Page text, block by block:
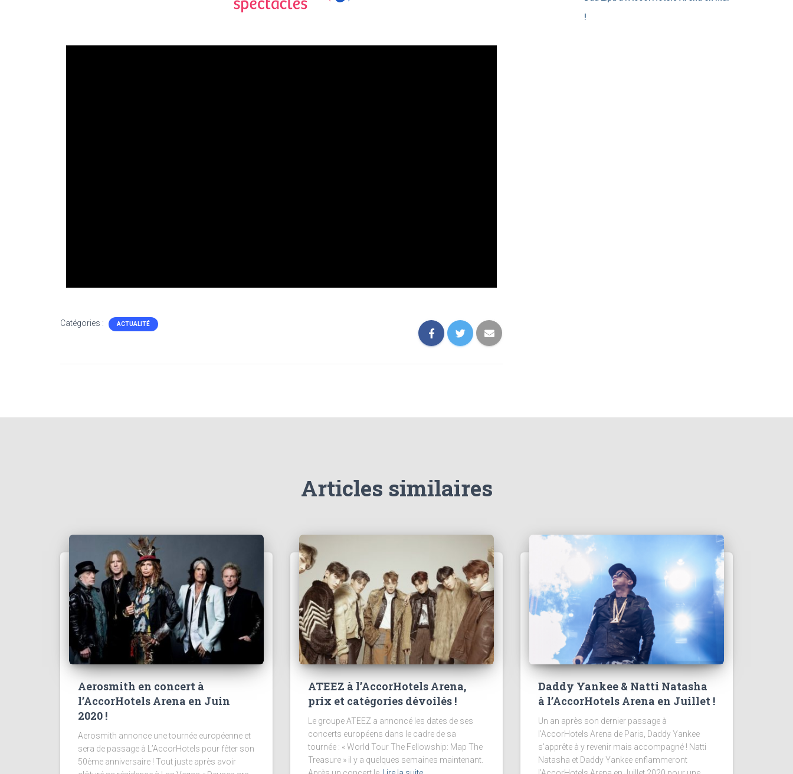
Catégories : ACTUALITÉ
!
Articles similaires
Aerosmith en concert à
l’AccorHotels Arena en Juin
2020 !
Aerosmith annonce une tournée européenne et
sera de passage à L’AccorHotels pour fêter son
50ème anniversaire ! Tout juste après avoir
ATEEZ à l’AccorHotels Arena,
prix et catégories dévoilés !
Le groupe ATEEZ a annoncé les dates de ses
concerts européens dans le cadre de sa
tournée : « World Tour The Fellowship: Map The
Treasure » il y a quelques semaines maintenant.
Daddy Yankee & Natti Natasha
à l’AccorHotels Arena en Juillet !
Un an après son dernier passage à
l’AccorHotels Arena de Paris, Daddy Yankee
s’apprête à y revenir mais accompagné ! Natti
Natasha et Daddy Yankee enflammeront